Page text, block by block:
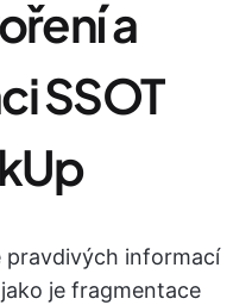
a
SSOT
pravdivých informací
je fragmentace